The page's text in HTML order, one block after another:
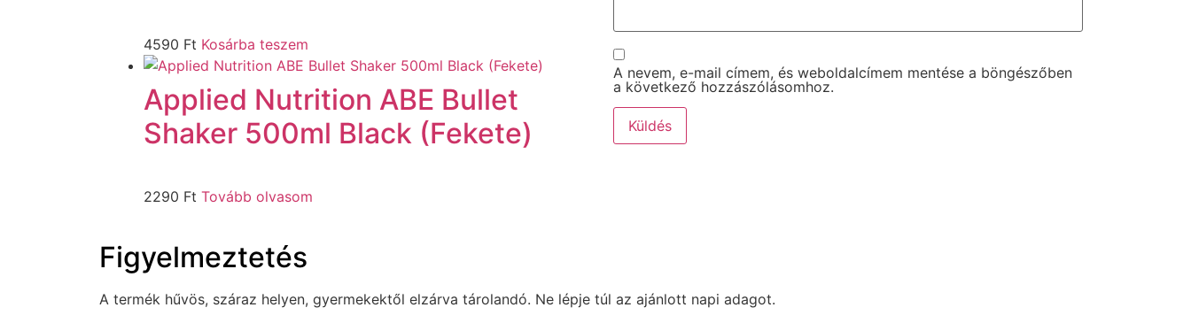
4590 Ft Kosárba teszem
Applied Nutrition ABE Bullet
Shaker 500ml Black (Fekete)
2290 Ft Tovább olvasom
A nevem, e-mail címem, és weboldalcímem mentése a böngészőben
a következő hozzászólásomhoz.
Figyelmeztetés
A termék hűvös, száraz helyen, gyermekektől elzárva tárolandó. Ne lépje túl az ajánlott napi adagot.